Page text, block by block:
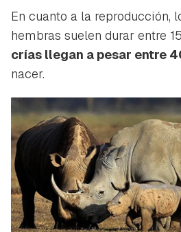
En cuanto a la reproducción,
hembras suelen durar entre
crías llegan a pesar entre
nacer.